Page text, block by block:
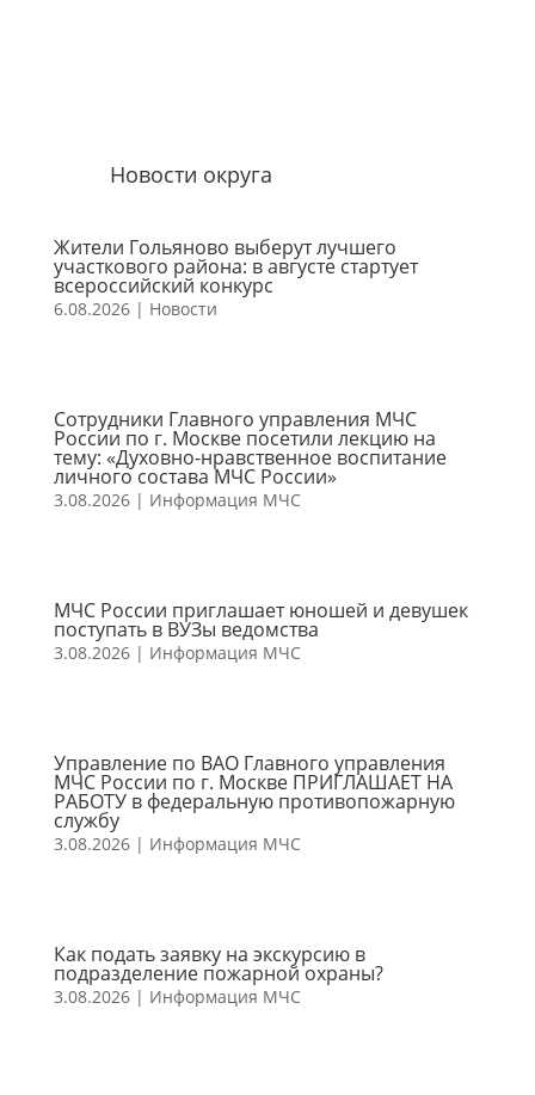
Новости округа
Жители Гольяново выберут лучшего
участкового района: в августе стартует
всероссийский конкурс
6.08.2026| Новости
Сотрудники Главного управления МЧС
России по г. Москве посетили лекцию на
тему: «Духовно-нравственное воспитание
личного состава МЧС России»
3.08.2026| Информация МЧС
МЧС России приглашает юношей и девушек
поступать в ВУЗы ведомства
3.08.2026| Информация МЧС
Управление по ВАО Главного управления
МЧС России по г. Москве ПРИГЛАШАЕТ НА
РАБОТУ в федеральную противопожарную
службу
3.08.2026| Информация МЧС
Как подать заявку на экскурсию в
подразделение пожарной охраны?
3.08.2026| Информация МЧС